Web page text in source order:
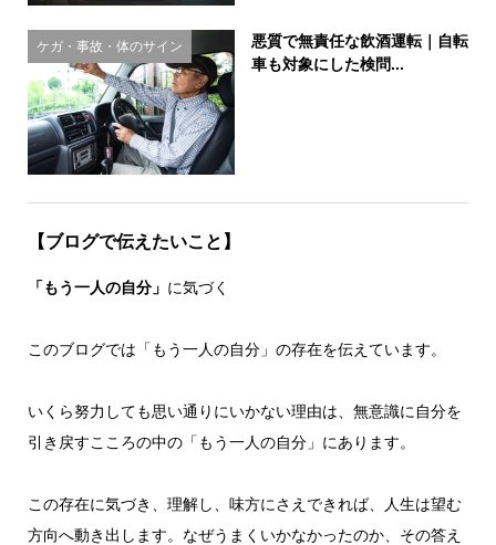
ケガ・事故・体のサイン
悪質で無責任な飲酒運転｜自転
車も対象にした検問...
【ブログで伝えたいこと】
「もう一人の自分」 に気づく
このブログでは「もう一人の自分」の存在を伝えています。
いくら努力しても思い通りにいかない理由は、無意識に自分を
引き戻すこころの中の「もう一人の自分」にあります。
この存在に気づき、理解し、味方にさえできれば、人生は望む
方向へ動き出します。なぜうまくいかなかったのか、その答え